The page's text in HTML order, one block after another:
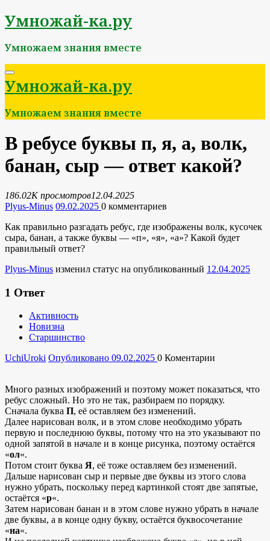
Перейти
к
Умножай-ка.ру
Умножаем знания вместе
Умножай-ка.ру
Умножаем знания вместе
В ребусе буквы п, я, а, волк,
банан, сыр — ответ какой?
186.02K просмотров12.04.2025
Plyus-Minus 09.02.2025 0 комментариев
Как правильно разгадать ребус, где изображены волк, кусочек
сыра, банан, а также буквы — «п», «я», «а»? Какой будет
правильный ответ?
Plyus-Minus изменил статус на опубликованный 12.04.2025
1 Ответ
Активность
Новизна
Старшинство
UchiUroki Опубликовано 09.02.2025 0 Коментарии
Много разных изображений и поэтому может показаться, что
ребус сложный. Но это не так, разбираем по порядку.
Сначала буква П, её оставляем без изменений.
Далее нарисован волк, и в этом слове необходимо убрать
первую и последнюю буквы, потому что на это указывают по
одной запятой в начале и в конце рисунка, поэтому остаётся
«ол«.
Потом стоит буква Я, её тоже оставляем без изменений.
Дальше нарисован сыр и первые две буквы из этого слова
нужно убрать, поскольку перед картинкой стоят две запятые,
остаётся «р«.
Затем нарисован банан и в этом слове нужно убрать в начале
две буквы, а в конце одну букву, остаётся буквосочетание
«на«.